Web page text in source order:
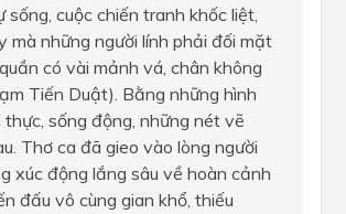
sống, cuộc chiến tranh khốc liệt,
mà những người lính phải đối mặt
có vài mảnh vá, chân không
Tiến Duật). Bằng những hình
sống động, những nét vẽ
Thơ ca đã gieo vào lòng người
xúc động lắng sâu về hoàn cảnh
đấu vô cùng gian khổ, thiếu